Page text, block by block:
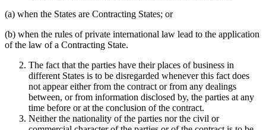
(a) when the States are Contracting States; or
(b) when the rules of private international law lead to the application
of the law of a Contracting State.
The fact that the parties have their places of business in
different States is to be disregarded whenever this fact does
not appear either from the contract or from any dealings
between, or from information disclosed by, the parties at any
time before or at the conclusion of the contract.
Neither the nationality of the parties nor the civil or